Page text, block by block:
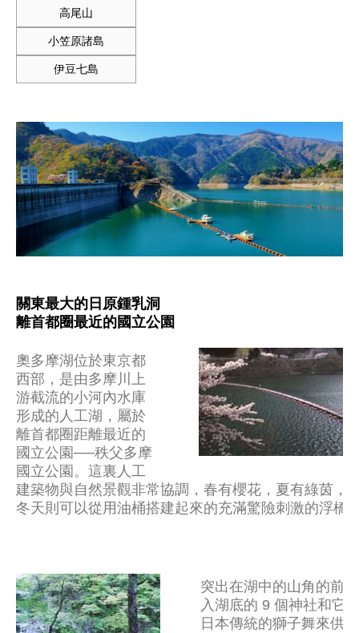
高尾山
小笠原諸島
伊豆七島
關東最大的日原鍾乳洞
離首都圈最近的國立公園
奧多摩湖位於東京都
西部，是由多摩川上
游截流的小河內水庫
形成的人工湖，屬於
離首都圈距離最近的
國立公園──秩父多摩
國立公園。這裏人工
建築物與自然景觀非常協調，春有櫻花，夏有綠茵，
冬天則可以從用油桶搭建起來的充滿驚險刺激的浮橋
突出在湖中的山角的前
入湖底的 9 個神社和它
日本傳統的獅子舞來供